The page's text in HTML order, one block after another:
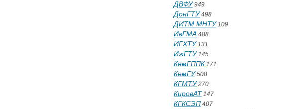
ДВФУ949
ДонГТУ498
ДИТМ МНТУ109
ИвГМА 488
ИГХТУ131
ИжГТУ145
КемГППК 171
КемГУ508
КГМТУ270
КировАТ 147
КГКСЭП 407